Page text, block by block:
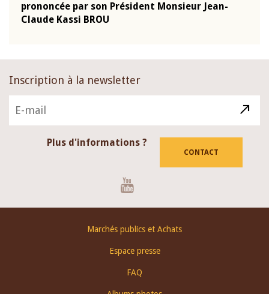
prononcée par son Président Monsieur Jean-
Claude Kassi BROU
Inscription à la newsletter
Plus d'informations ?
CONTACT
Marchés publics et Achats
Espace presse
FAQ